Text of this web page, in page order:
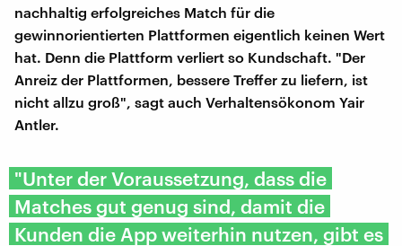
nachhaltig erfolgreiches Match für die
gewinnorientierten Plattformen eigentlich keinen Wert
hat. Denn die Plattform verliert so Kundschaft. "Der
Anreiz der Plattformen, bessere Treffer zu liefern, ist
nicht allzu groß", sagt auch Verhaltensökonom Yair
Antler.
"Unter der Voraussetzung, dass die
Matches gut genug sind, damit die
Kunden die App weiterhin nutzen, gibt es